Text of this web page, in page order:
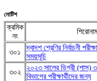
নোটিশ
ক্রমিক
নং
শিরোনাম
৩০১
দ্বাদশ শ্রেণির নির্বাচনী
সময়সূচি
৩০২
২০২৩ সালের ডিগ্রী (পাস)
বিভাগের পরীক্ষার্থীদের জন্য